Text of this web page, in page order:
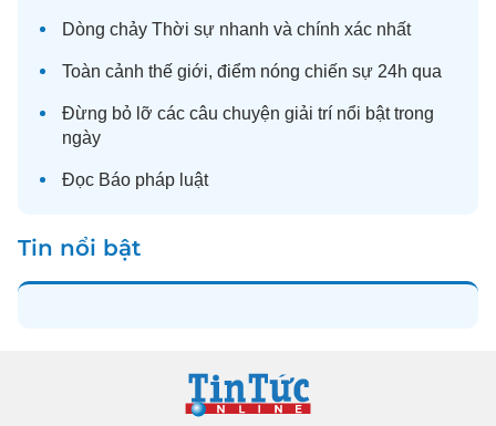
Dòng chảy Thời sự nhanh và chính xác nhất
Toàn cảnh thế giới, điểm nóng chiến sự 24h qua
Đừng bỏ lỡ các câu chuyện giải trí nổi bật trong
ngày
Đọc Báo pháp luật
Tin nổi bật